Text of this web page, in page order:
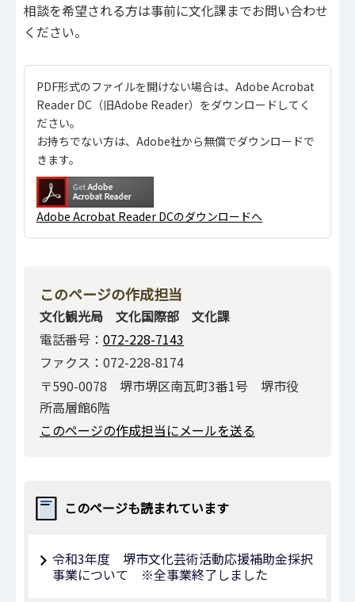
相談を希望される方は事前に文化課までお問い合わせ
ください。
PDF形式のファイルを開けない場合は、Adobe Acrobat
Reader DC（旧Adobe Reader）をダウンロードしてく
ださい。
お持ちでない方は、Adobe社から無償でダウンロードで
きます。
Adobe Acrobat Reader DCのダウンロードへ
このページの作成担当
文化観光局 文化国際部 文化課
電話番号： 072-228-7143
ファクス：072-228-8174
〒590-0078 堺市堺区南瓦町3番1号 堺市役
所高層館6階
このページの作成担当にメールを送る
このページも読まれています
令和3年度 堺市文化芸術活動応援補助金採択
事業について ※全事業終了しました